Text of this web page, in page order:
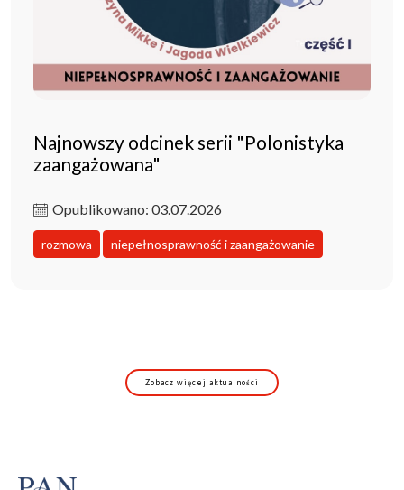
Najnowszy odcinek serii "Polonistyka
zaangażowana"
Opublikowano: 03.07.2026
rozmowa niepełnosprawność i zaangażowanie
Zobacz więcej aktualności